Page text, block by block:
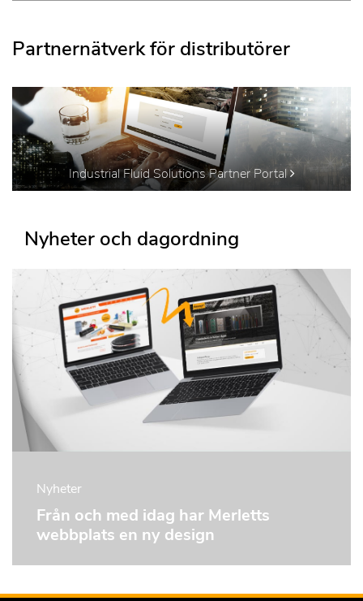
Partnernätverk för distributörer
Industrial Fluid Solutions Partner Portal
Nyheter och dagordning
Nyheter
Från och med idag har Merletts
webbplats en ny design